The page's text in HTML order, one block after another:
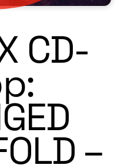
CD-
–